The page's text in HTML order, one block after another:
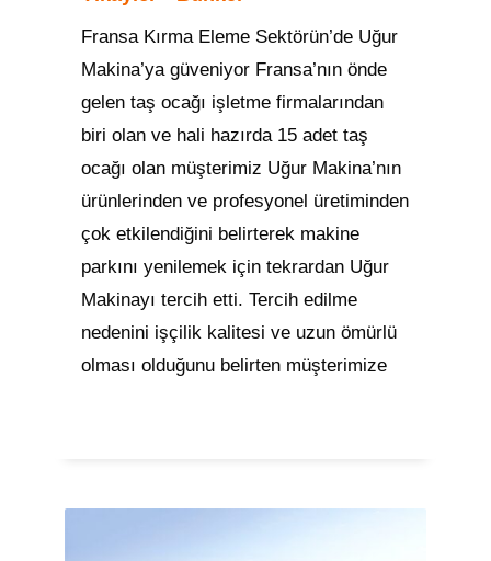
Fransa Kırma Eleme Sektörün’de Uğur
Makina’ya güveniyor Fransa’nın önde
gelen taş ocağı işletme firmalarından
biri olan ve hali hazırda 15 adet taş
ocağı olan müşterimiz Uğur Makina’nın
ürünlerinden ve profesyonel üretiminden
çok etkilendiğini belirterek makine
parkını yenilemek için tekrardan Uğur
Makinayı tercih etti. Tercih edilme
nedenini işçilik kalitesi ve uzun ömürlü
olması olduğunu belirten müşterimize